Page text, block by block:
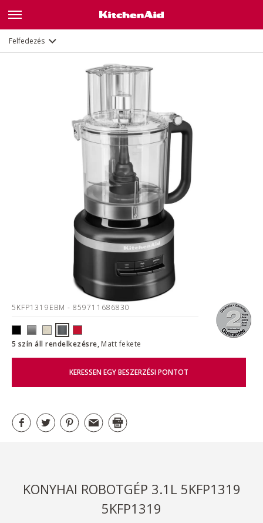
Felfedezés
5KFP1319EBM - 859711686830
5 szín áll rendelkezésre, Matt fekete
KERESSEN EGY BESZERZÉSI PONTOT
KONYHAI ROBOTGÉP 3.1L 5KFP1319
5KFP1319